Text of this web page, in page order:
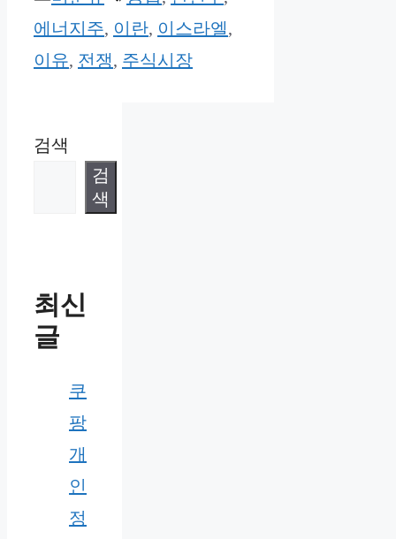
에너지주, 이란, 이스라엘,
이유, 전쟁, 주식시장
검색
검
색
최신
글
쿠
팡
개
인
정